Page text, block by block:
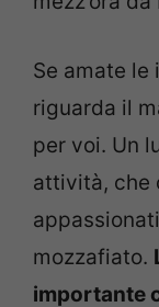
Se amate le
riguarda il
per voi. Un
attività, che
mozzafiato.
importante